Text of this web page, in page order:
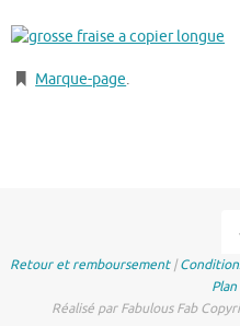
Marque-page.
Retour et remboursement|
Réalisé par Fabulous Fab